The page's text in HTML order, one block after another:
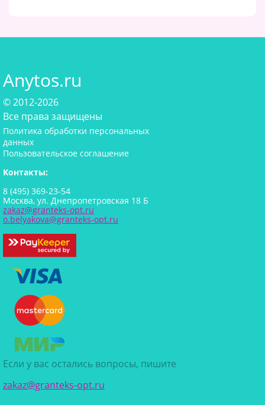
Anytos.ru
© 2012-2026
Все права защищены
Политика обработки персональных
данных
Пользовательское соглашение
Контакты:
8 (495) 369-23-54
Москва, ул. Днепропетровская 18 Б
zakaz@granteks-opt.ru
o.belyakova@granteks-opt.ru
Если у вас остались вопросы, пишите
zakaz@granteks-opt.ru